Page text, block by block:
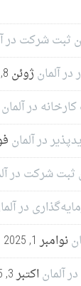
ثبت شرکت در
آلمان ژوئن 8, 2026
در آلمان
در آلمان
شرکت در
در
نوامبر 1, 2025
اکتبر 3, 2025